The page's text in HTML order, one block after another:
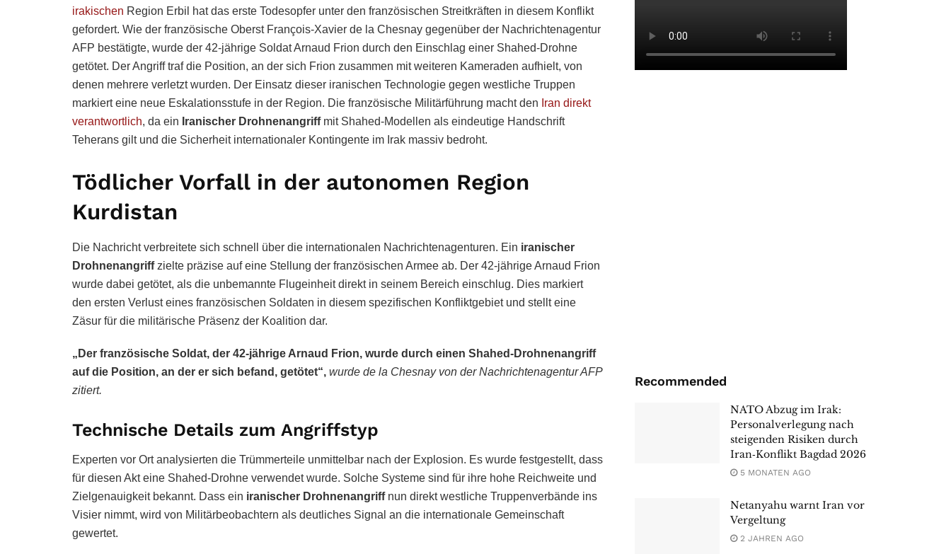
irakischen Region Erbil hat das erste Todesopfer unter den französischen Streitkräften in diesem Konflikt
gefordert. Wie der französische Oberst François-Xavier de la Chesnay gegenüber der Nachrichtenagentur
AFP bestätigte, wurde der 42-jährige Soldat Arnaud Frion durch den Einschlag einer Shahed-Drohne
getötet. Der Angriff traf die Position, an der sich Frion zusammen mit weiteren Kameraden aufhielt, von
denen mehrere verletzt wurden. Der Einsatz dieser iranischen Technologie gegen westliche Truppen
markiert eine neue Eskalationsstufe in der Region. Die französische Militärführung macht den Iran direkt
verantwortlich, da ein Iranischer Drohnenangriffmit Shahed-Modellen als eindeutige Handschrift
Teherans gilt und die Sicherheit internationaler Kontingente im Irak massiv bedroht.
Tödlicher Vorfall in der autonomen Region
Kurdistan
Die Nachricht verbreitete sich schnell über die internationalen Nachrichtenagenturen. Ein iranischer
Drohnenangriffzielte präzise auf eine Stellung der französischen Armee ab. Der 42-jährige Arnaud Frion
wurde dabei getötet, als die unbemannte Flugeinheit direkt in seinem Bereich einschlug. Dies markiert
den ersten Verlust eines französischen Soldaten in diesem spezifischen Konfliktgebiet und stellt eine
Zäsur für die militärische Präsenz der Koalition dar.
„Der französische Soldat, der 42-jährige Arnaud Frion, wurde durch einen Shahed-Drohnenangriff
auf die Position, an der er sich befand, getötet“, wurde de la Chesnay von der Nachrichtenagentur AFP
zitiert.
Technische Details zum Angriffstyp
Experten vor Ort analysierten die Trümmerteile unmittelbar nach der Explosion. Es wurde festgestellt, dass
für diesen Akt eine Shahed-Drohne verwendet wurde. Solche Systeme sind für ihre hohe Reichweite und
Zielgenauigkeit bekannt. Dass ein iranischer Drohnenangriffnun direkt westliche Truppenverbände ins
Visier nimmt, wird von Militärbeobachtern als deutliches Signal an die internationale Gemeinschaft
gewertet.
Recommended
NATO Abzug im Irak:
Personalverlegung nach
steigenden Risiken durch
Iran‑Konflikt Bagdad 2026
5 MONATEN AGO
Netanyahu warnt Iran vor
Vergeltung
2 JAHREN AGO